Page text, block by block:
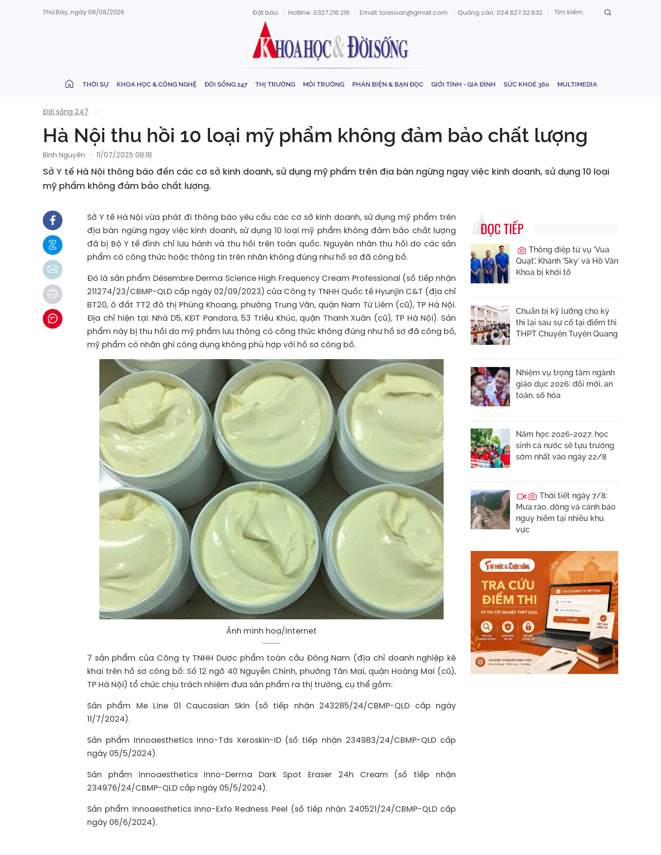
Thứ Bảy, ngày 08/08/2026 Đặt báo Hotline: 0327.216.216 Email: toasoan@gmail.com Quảng cáo: 024.627.32.632
THỜI SỰ KHOA HỌC & CÔNG NGHỆ ĐỜI SỐNG 247 THỊ TRƯỜNG MÔI TRƯỜNG PHẢN BIỆN & BẠN ĐỌC GIỚI TÍNH - GIA ĐÌNH SỨC KHOẺ 360 MULTIMEDIA
Đời sống 247
Hà Nội thu hồi 10 loại mỹ phẩm không đảm bảo chất lượng
Bình Nguyên 11/07/2025 08:18
Sở Y tế Hà Nội thông báo đến các cơ sở kinh doanh, sử dụng mỹ phẩm trên địa bàn ngừng ngay việc kinh doanh, sử dụng 10 loại
mỹ phẩm không đảm bảo chất lượng.
Sở Y tế Hà Nội vừa phát đi thông báo yêu cầu các cơ sở kinh doanh, sử dụng mỹ phẩm trên
địa bàn ngừng ngay việc kinh doanh, sử dụng 10 loại mỹ phẩm không đảm bảo chất lượng
đã bị Bộ Y tế đình chỉ lưu hành và thu hồi trên toàn quốc. Nguyên nhân thu hồi do các sản
phẩm có công thức hoặc thông tin trên nhãn không đúng như hồ sơ đã công bố.
Đó là sản phẩm Désembre Derma Science High Frequency Cream Professional (số tiếp nhận
211274/23/CBMP-QLD cấp ngày 02/09/2023) của Công ty TNHH Quốc tế Hyunjin C&T (địa chỉ
BT20, ô đất TT2 đô thị Phùng Khoang, phường Trung Văn, quận Nam Từ Liêm (cũ), TP Hà Nội.
Địa chỉ hiện tại: Nhà D5, KĐT Pandora, 53 Triều Khúc, quận Thanh Xuân (cũ), TP Hà Nội). Sản
phẩm này bị thu hồi do mỹ phẩm lưu thông có công thức không đúng như hồ sơ đã công bố,
mỹ phẩm có nhãn ghi công dụng không phù hợp với hồ sơ công bố.
Ảnh minh hoạ/Internet
7 sản phẩm của Công ty TNHH Dược phẩm toàn cầu Đông Nam (địa chỉ doanh nghiệp kê
khai trên hồ sơ công bố: Số 12 ngõ 40 Nguyễn Chính, phường Tân Mai, quận Hoàng Mai (cũ),
TP Hà Nội) tổ chức chịu trách nhiệm đưa sản phẩm ra thị trường, cụ thể gồm:
Sản phẩm Me Line 01 Caucasian Skin (số tiếp nhận 243285/24/CBMP-QLD cấp ngày
11/7/2024).
Sản phẩm Innoaesthetics Inno-Tds Xeroskin-ID (số tiếp nhận 234983/24/CBMP-QLD cấp
ngày 05/5/2024).
Sản phẩm Innoaesthetics Inno-Derma Dark Spot Eraser 24h Cream (số tiếp nhận
234976/24/CBMP-QLD cấp ngày 05/5/2024).
Sản phẩm Innoaesthetics Inno-Exfo Redness Peel (số tiếp nhận 240521/24/CBMP-QLD cấp
ngày 06/6/2024).
ĐỌC TIẾP
Thông điệp từ vụ 'Vua
Quạt', Khánh 'Sky' và Hồ Văn
Khoa bị khởi tố
Chuẩn bị kỹ lưỡng cho kỳ
thi lại sau sự cố tại điểm thi
THPT Chuyên Tuyên Quang
Nhiệm vụ trọng tâm ngành
giáo dục 2026: đổi mới, an
toàn, số hóa
Năm học 2026-2027, học
sinh cả nước sẽ tựu trường
sớm nhất vào ngày 22/8
Thời tiết ngày 7/8:
Mưa rào, dông và cảnh báo
nguy hiểm tại nhiều khu
vực